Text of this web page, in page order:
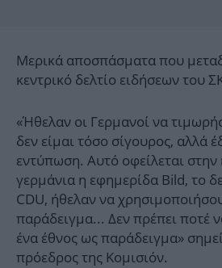
Μερικά αποσπάσματα που
κεντρικό δελτίο ειδήσεων του
«Ήθελαν οι Γερμανοί να
δεν είμαι τόσο σίγουρος, αλλά
εντύπωση. Αυτό οφείλεται
γερμάνια η εφημερίδα Bild, το
CDU, ήθελαν να
παράδειγμα... Δεν πρέπει ποτέ
ένα έθνος ως παράδειγμα»
πρόεδρος της Κομισιόν.